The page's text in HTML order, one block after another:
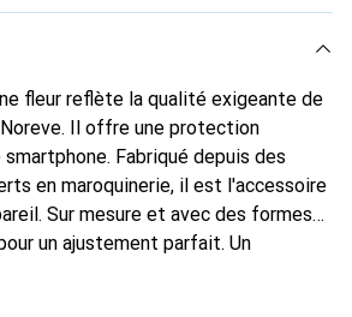
fleur reflète la qualité exigeante de
Il offre une protection
Fabriqué depuis des
en maroquinerie, il est l'accessoire
Sur mesure et avec des formes
un ajustement parfait. Un
Noreve est reconnue